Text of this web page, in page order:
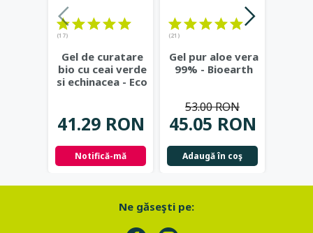
(17)
Gel de curatare
bio cu ceai verde
si echinacea - Eco
41.29 RON
Notifică-mă
(21)
Gel pur aloe vera
99% - Bioearth
45.05 RON
53.00 RON
Adaugă în coş
Ne găseşti pe: